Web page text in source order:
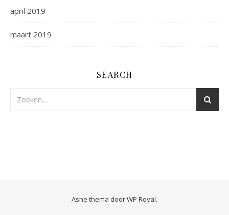
april 2019
maart 2019
SEARCH
Ashe thema doorWP Royal.